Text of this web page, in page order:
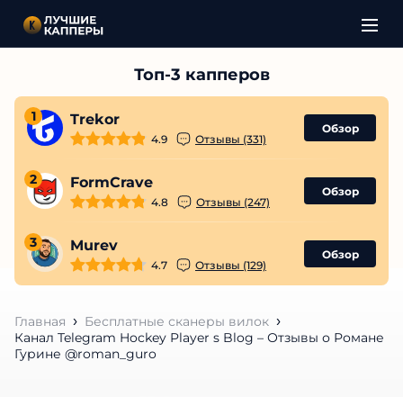
1 Trekor
4.9 Отзывы (331)
Обзор
2 FormCrave
4.8 Отзывы (247)
Обзор
3 Murev
4.7 Отзывы (129)
Обзор
Главная
Бесплатные сканеры вилок
Канал Telegram Hockey Player s Blog – Отзывы о Романе
Гурине @roman_guro